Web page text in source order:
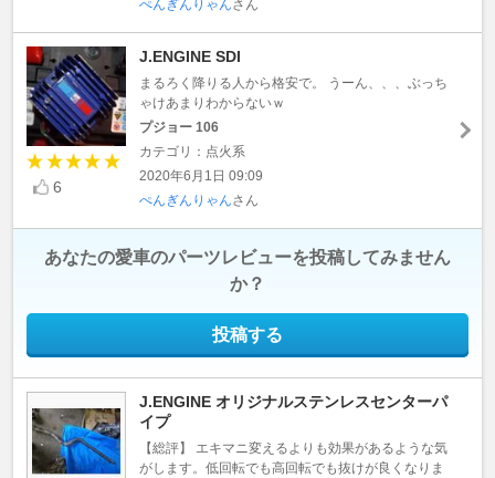
ぺんぎんりゃんさん
6
J.ENGINE SDI
まるろく降りる人から格安で。 うーん、、、ぶっち
ゃけあまりわからないｗ
プジョー 106
カテゴリ：点火系
2020年6月1日 09:09
ぺんぎんりゃんさん
あなたの愛車のパーツレビューを投稿してみません
か？
投稿する
J.ENGINE オリジナルステンレスセンターパ
イプ
【総評】 エキマニ変えるよりも効果があるような気
がします。低回転でも高回転でも抜けが良くなりま